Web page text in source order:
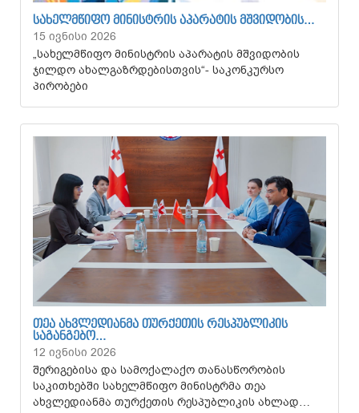
ᲡᲐᲮᲔᲚᲛᲬᲘᲤᲝ ᲛᲘᲜᲘᲡᲢᲠᲘᲡ ᲐᲞᲐᲠᲐᲢᲘᲡ ᲛᲨᲕᲘᲓᲝᲑᲘᲡ…
15 ივნისი 2026
„სახელმწიფო მინისტრის აპარატის მშვიდობის
ჯილდო ახალგაზრდებისთვის“- საკონკურსო
პირობები
ᲗᲔᲐ ᲐᲮᲕᲚᲔᲓᲘᲐᲜᲛᲐ ᲗᲣᲠᲥᲔᲗᲘᲡ ᲠᲔᲡᲞᲣᲑᲚᲘᲙᲘᲡ
ᲡᲐᲒᲐᲜᲒᲔᲑᲝ…
12 ივნისი 2026
შერიგებისა და სამოქალაქო თანასწორობის
საკითხებში სახელმწიფო მინისტრმა თეა
ახვლედიანმა თურქეთის რესპუბლიკის ახლად…